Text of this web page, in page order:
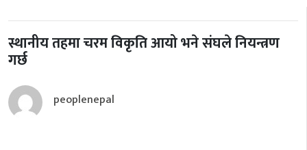
स्थानीय तहमा चरम विकृति आयो भने संघले नियन्त्रण
गर्छ
peoplenepal